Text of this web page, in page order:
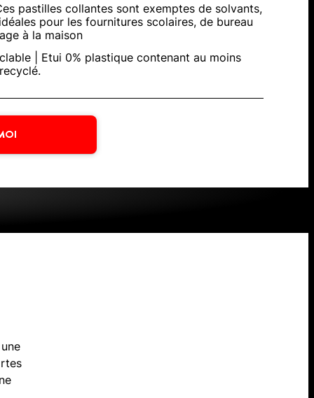
pastilles collantes sont exemptes de solvants,
pour les fournitures scolaires, de bureau
à la maison
| Etui 0% plastique contenant au moins